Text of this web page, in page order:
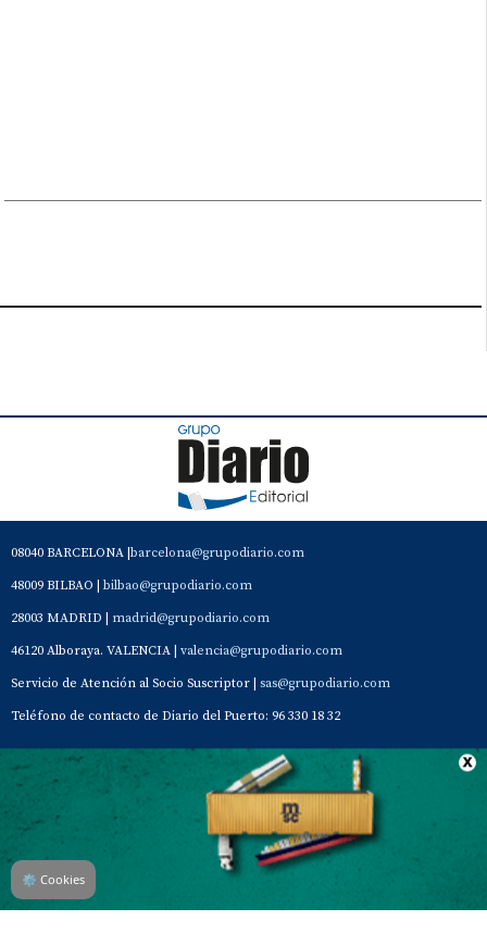
08040 BARCELONA | barcelona@grupodiario.com
48009 BILBAO | bilbao@grupodiario.com
28003 MADRID | madrid@grupodiario.com
46120 Alboraya. VALENCIA | valencia@grupodiario.com
Servicio de Atención al Socio Suscriptor | sas@grupodiario.com
Teléfono de contacto de Diario del Puerto: 96 330 18 32
Contacto Aviso Legal Quiénes somos Política de privacidad
⚙ Cookies